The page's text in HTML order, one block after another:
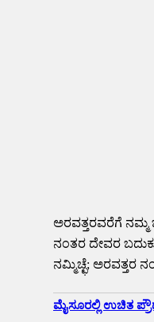
ಅರವತ್ತರವರೆಗೆ ನಮ್ಮ
ನಂತರ ದೇವರ
ನಮ್ಮಿಚ್ಛೆ; ಅರವತ್ತರ
ಮೈಸೂರಲ್ಲಿ ಉಚಿತ